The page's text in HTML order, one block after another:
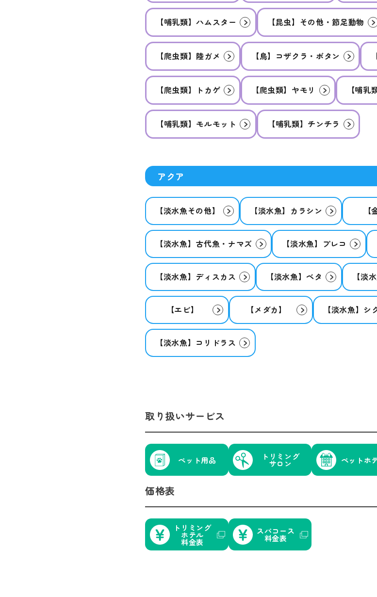
【哺乳類】ハムスター 【昆虫】その他・節足動物
【爬虫類】陸ガメ 【鳥】コザクラ・ボタン
【爬虫類】トカゲ 【爬虫類】ヤモリ 【哺乳
【哺乳類】モルモット 【哺乳類】チンチラ
アクア
【淡水魚その他】 【淡水魚】カラシン 【
【淡水魚】古代魚・ナマズ 【淡水魚】プレコ
【淡水魚】ディスカス 【淡水魚】ベタ 【淡
【エビ】 【メダカ】 【淡水魚】シ
【淡水魚】コリドラス
取り扱いサービス
ペット用品 トリミング
サロン ペットホ
価格表
トリミング
ホテル
料金表
スパコース
料金表